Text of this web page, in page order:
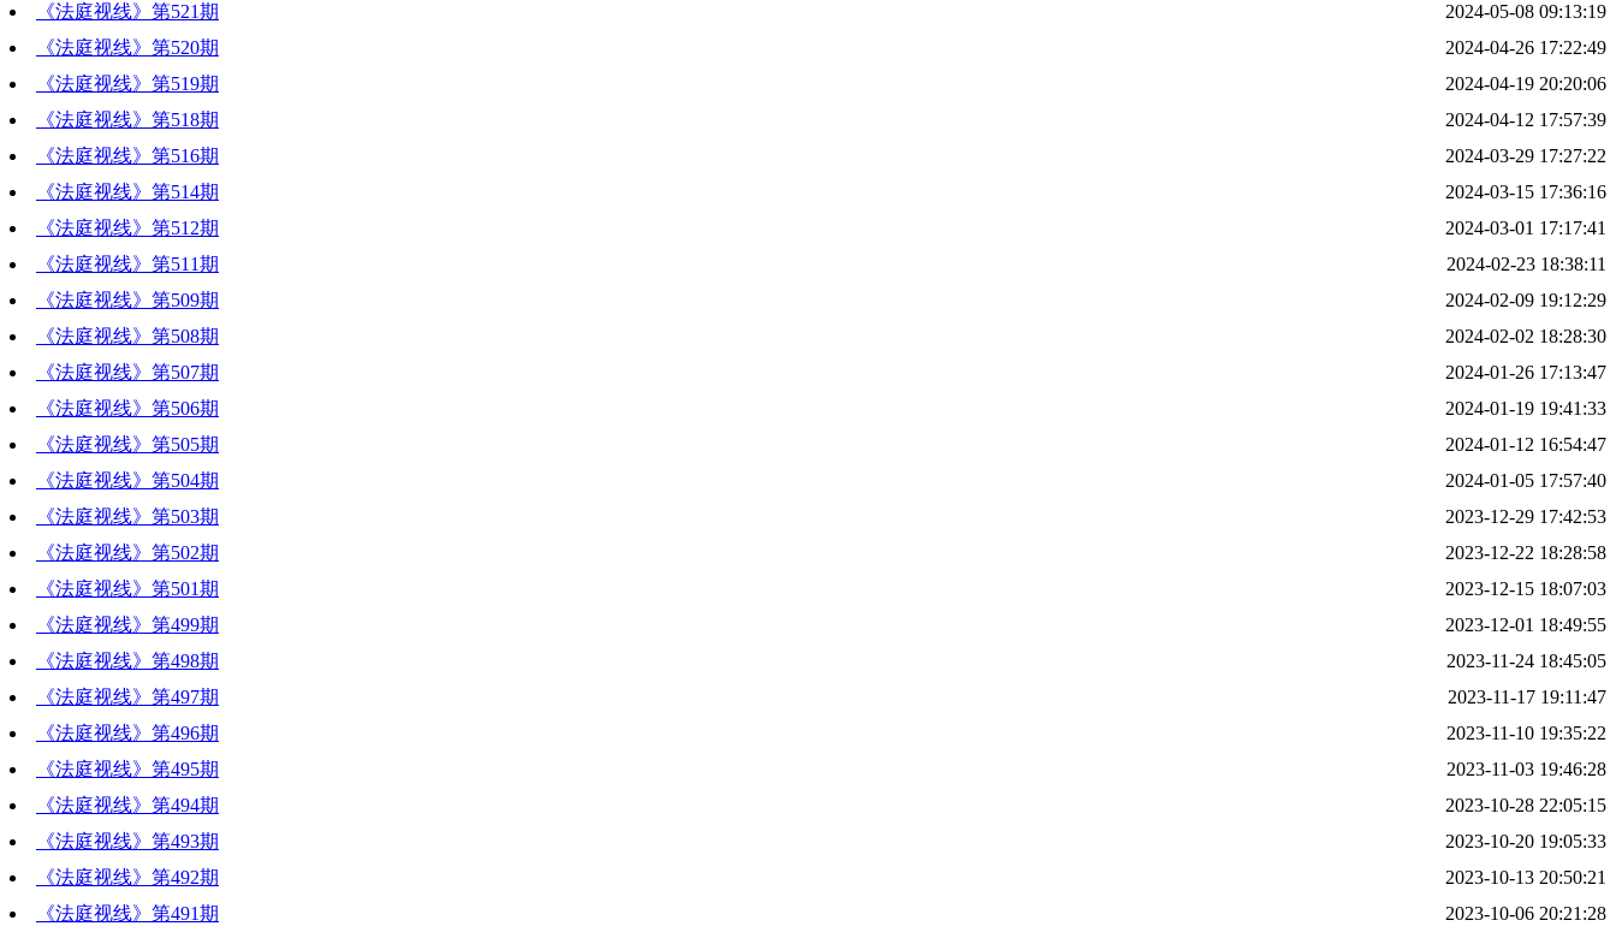
《法庭视线》第521期
2024-05-08 09:13:19
《法庭视线》第520期
2024-04-26 17:22:49
《法庭视线》第519期
2024-04-19 20:20:06
《法庭视线》第518期
2024-04-12 17:57:39
《法庭视线》第516期
2024-03-29 17:27:22
《法庭视线》第514期
2024-03-15 17:36:16
《法庭视线》第512期
2024-03-01 17:17:41
《法庭视线》第511期
2024-02-23 18:38:11
《法庭视线》第509期
2024-02-09 19:12:29
《法庭视线》第508期
2024-02-02 18:28:30
《法庭视线》第507期
2024-01-26 17:13:47
《法庭视线》第506期
2024-01-19 19:41:33
《法庭视线》第505期
2024-01-12 16:54:47
《法庭视线》第504期
2024-01-05 17:57:40
《法庭视线》第503期
2023-12-29 17:42:53
《法庭视线》第502期
2023-12-22 18:28:58
《法庭视线》第501期
2023-12-15 18:07:03
《法庭视线》第499期
2023-12-01 18:49:55
《法庭视线》第498期
2023-11-24 18:45:05
《法庭视线》第497期
2023-11-17 19:11:47
《法庭视线》第496期
2023-11-10 19:35:22
《法庭视线》第495期
2023-11-03 19:46:28
《法庭视线》第494期
2023-10-28 22:05:15
《法庭视线》第493期
2023-10-20 19:05:33
《法庭视线》第492期
2023-10-13 20:50:21
《法庭视线》第491期
2023-10-06 20:21:28